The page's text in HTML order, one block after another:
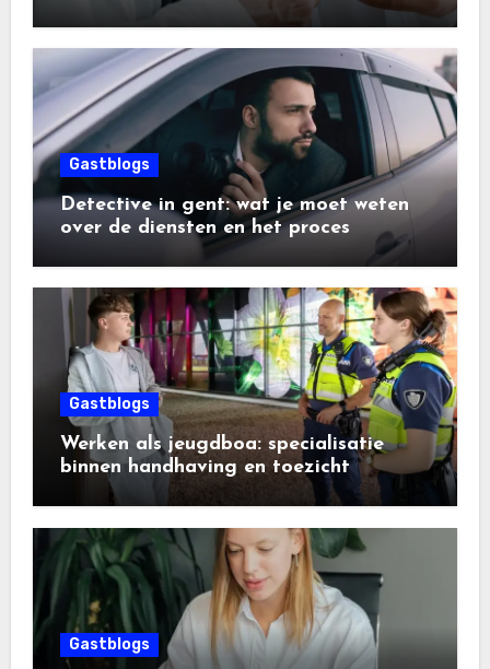
Gastblogs
Detective in gent: wat je moet weten
over de diensten en het proces
Gastblogs
Werken als jeugdboa: specialisatie
binnen handhaving en toezicht
Gastblogs